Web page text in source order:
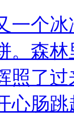
一个
。森
照了
心肠